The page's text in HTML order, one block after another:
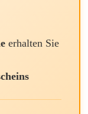
erhalten Sie